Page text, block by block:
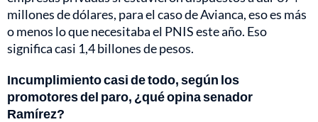
millones de dólares, para el caso de Avianca, eso es más
o menos lo que necesitaba el PNIS este año. Eso
significa casi 1,4 billones de pesos.
Incumplimiento casi de todo, según los
promotores del paro, ¿qué opina senador
Ramírez?